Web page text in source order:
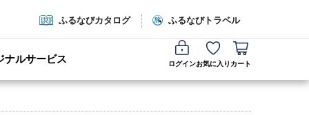
ふるなびカタログ ふるなびトラベル
ナルサービス ログインお気に入り カート